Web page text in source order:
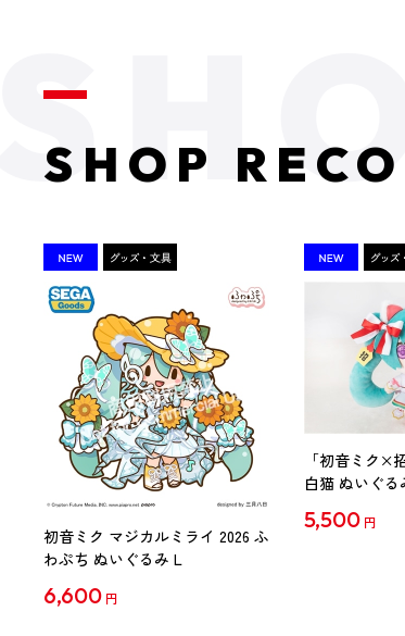
SHOP
初音ミク マジカルミライ 2026 ふ
わぷち ぬいぐるみ L
6,600 円
「初音ミク×
白猫 ぬいぐ
5,500 円